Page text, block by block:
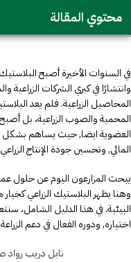
محتوي المقالة
في السنوات الأخيرة أصبح
وانتشارًا في كبري الشركات الزراعية
المحاصيل الزراعية. فلم يعد
المحمية والصوب الزراعية، بل أصبح
العضوية ايضا, حيث يساهم بشكل
المائي, وتحسين جودة الإنتاج
يبحث المزارعون اليوم عن حلول
وهنا يظهر البلاستيك الزراعي
البيئية. في هذا الدليل الشامل،
اختياره, ودوره الفعال في دعم
نايل دريب رواد